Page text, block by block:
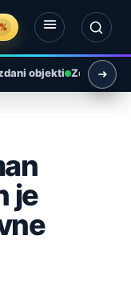
objekti Zemlja i
je